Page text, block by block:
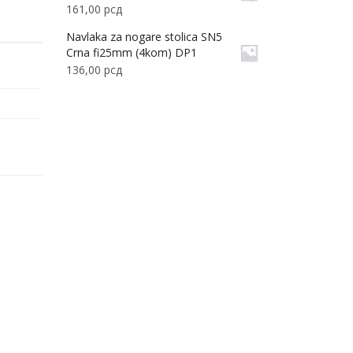
161,00 рсд
Navlaka za nogare stolica SN5
Crna fi25mm (4kom) DP1
136,00 рсд